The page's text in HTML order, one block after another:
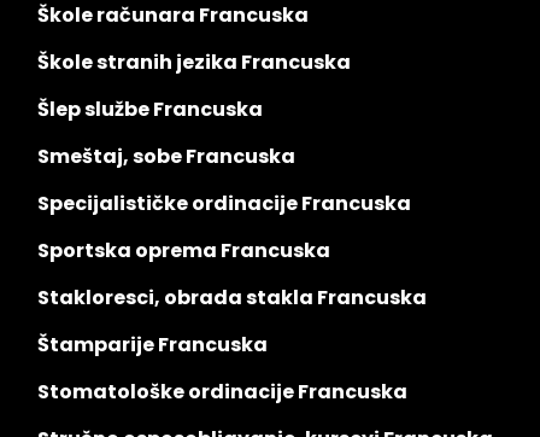
Škole računara Francuska
Škole stranih jezika Francuska
Šlep službe Francuska
Smeštaj, sobe Francuska
Specijalističke ordinacije Francuska
Sportska oprema Francuska
Stakloresci, obrada stakla Francuska
Štamparije Francuska
Stomatološke ordinacije Francuska